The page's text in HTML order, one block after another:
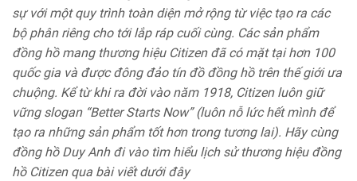
sự với một quy trình toàn diện mở rộng từ việc tạo ra các
bộ phân riêng cho tới lắp ráp cuối cùng. Các sản phẩm
đồng hồ mang thương hiệu Citizen đã có mặt tại hơn 100
quốc gia và được đông đảo tín đồ đồng hồ trên thế giới ưa
chuộng. Kể từ khi ra đời vào năm 1918, Citizen luôn giữ
vững slogan “Better Starts Now” (luôn nỗ lức hết mình để
tạo ra những sản phẩm tốt hơn trong tương lai). Hãy cùng
đồng hồ Duy Anh đi vào tìm hiểu lịch sử thương hiệu đồng
hồ Citizen qua bài viết dưới đây